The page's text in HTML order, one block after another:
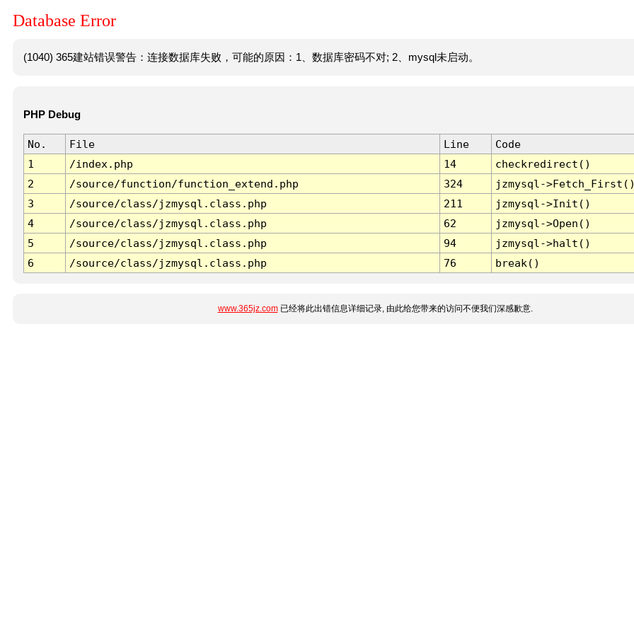
Database Error
(1040) 365建站错误警告：连接数据库失败，可能的原因：1、数据库密码不对; 2、mysql未启动。
PHP Debug
No. File Line
Code
1
/index.php 14
checkredirect()
2
/source/function/function_extend.php 324
jzmysql-
3
/source/class/jzmysql.class.php 211
jzmysql->Init()
4
/source/class/jzmysql.class.php 62
jzmysql->Open()
5
/source/class/jzmysql.class.php 94
jzmysql->halt()
6
/source/class/jzmysql.class.php 76 break()
www.365jz.com已经将此出错信息详细记录, 由此给您带来的访问不便我们深感歉意.